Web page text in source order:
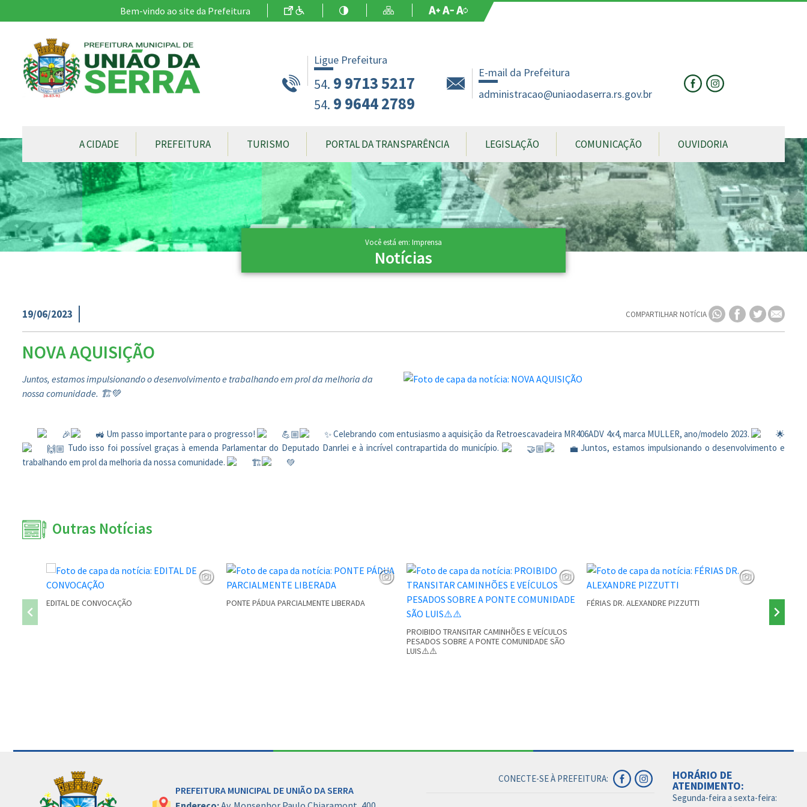
Bem-vindo ao site da Prefeitura Ir para o Conteúdo
AcessibilidadeAlto ContrasteMapa do Site Aumentar Fonte
Diminuir Fonte
Fonte Original
Ligue Prefeitura
54. 9 9713 5217
54. 9 9644 2789
E-mail da Prefeitura
administracao@uniaodaserra.rs.gov.br
CONTEÚDO DO MENU
A CIDADE PREFEITURA TURISMO PORTAL DA TRANSPARÊNCIA LEGISLAÇÃO COMUNICAÇÃO OUVIDORIA
Conteúdo Principal
Você está em: Imprensa
Notícias
19/06/2023 COMPARTILHAR NOTÍCIA
NOVA AQUISIÇÃO
Juntos, estamos impulsionando o desenvolvimento e trabalhando em prol da melhoria da
nossa comunidade. 🏗️💚
Um passo importante para o progresso!
Celebrando com entusiasmo a aquisição da Retroescavadeira MR406ADV 4x4, marca MULLER, ano/modelo 2023.
Tudo isso foi possível graças à emenda Parlamentar do Deputado Danrlei e à incrível contrapartida do município.
Juntos, estamos impulsionando o desenvolvimento e
trabalhando em prol da melhoria da nossa comunidade.
Outras Notícias
EDITAL DE CONVOCAÇÃO PONTE PÁDUA PARCIALMENTE LIBERADA
PROIBIDO TRANSITAR CAMINHÕES E VEÍCULOS
PESADOS SOBRE A PONTE COMUNIDADE SÃO
LUIS⚠️⚠️
FÉRIAS DR. ALEXANDRE PIZZUTTI PONTE
PREFEITURA MUNICIPAL DE UNIÃO DA SERRA
CONECTE-SE À PREFEITURA: HORÁRIO DE
ATENDIMENTO:
Segunda-feira a sexta-feira: